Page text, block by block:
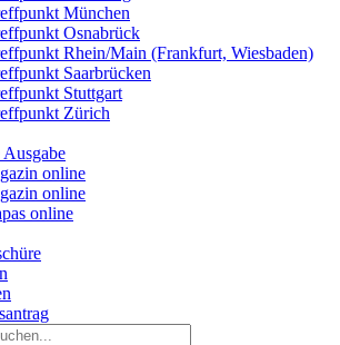
München
Osnabrück
Rhein/Main (Frankfurt, Wiesbaden)
Saarbrücken
Stuttgart
Zürich
online
online
online